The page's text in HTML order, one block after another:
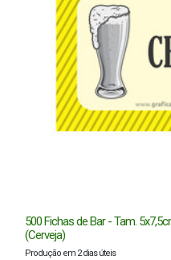
500 Fichas de Bar - Tam.
(Cerveja)
Produção em 2 dias úteis